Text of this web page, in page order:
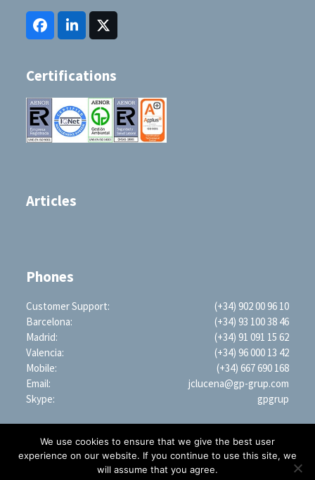
FacebookLinkedInTwitter
(deprecated)
Certifications
Articles
Phones
Customer Support:
(+34) 902 00 96 10
Barcelona:
(+34) 93 100 38 46
Madrid:
(+34) 91 091 15 62
Valencia:
(+34) 96 000 13 42
Mobile:
(+34) 667 690 168
Email:
jclucena@gp-grup.com
Skype:
gpgrup
PROFESSIONAL SEARCH ENGINE WORLDWIDE (LLC)
We use cookies to ensure that we give the best user
experience on our website. If you continue to use this site, we
will assume that you agree.